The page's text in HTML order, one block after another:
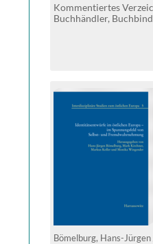
Kommentiertes
Buchhändler,